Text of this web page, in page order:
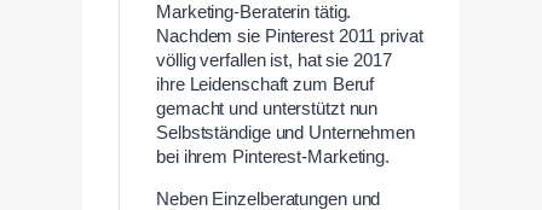
Marketing-Beraterin tätig.
Nachdem sie Pinterest 2011 privat
völlig verfallen ist, hat sie 2017
ihre Leidenschaft zum Beruf
gemacht und unterstützt nun
Selbstständige und Unternehmen
bei ihrem Pinterest-Marketing.
Neben Einzelberatungen und